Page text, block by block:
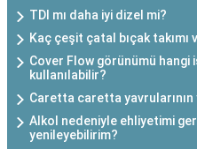
TDI mı daha iyi dizel mi?
Kaç çeşit çatal bıçak takımı
Cover Flow görünümü
kullanılabilir?
Caretta caretta
Alkol nedeniyle ehliyetimi
yenileyebilirim?